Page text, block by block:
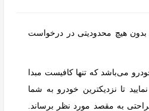
بدون هیچ محدودیتی در درخواست
می‌باشد که تنها کافیست مبدا
تا نزدیکترین خودرو به شما
به مقصد مورد نظر برساند.